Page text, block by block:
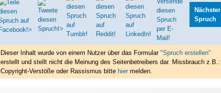
Nächster
Spruch
Dieser Inhalt wurde von einem Nutzer über das Formular "Spruch erstellen"
erstelltund stellt nicht die Meinung des Seitenbetreibers dar. Missbrauch z.B.:
Copyright-Verstöße oder Rassismus bitte hiermelden.